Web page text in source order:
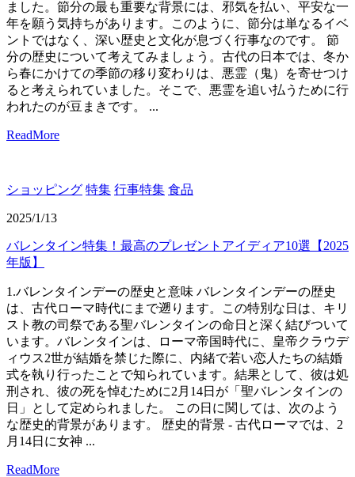
ました。節分の最も重要な背景には、邪気を払い、平安な一
年を願う気持ちがあります。このように、節分は単なるイベ
ントではなく、深い歴史と文化が息づく行事なのです。 節
分の歴史について考えてみましょう。古代の日本では、冬か
ら春にかけての季節の移り変わりは、悪霊（鬼）を寄せつけ
ると考えられていました。そこで、悪霊を追い払うために行
われたのが豆まきです。 ...
ReadMore
ショッピング 特集 行事特集 食品
2025/1/13
バレンタイン特集！最高のプレゼントアイディア10選【2025
年版】
1.バレンタインデーの歴史と意味 バレンタインデーの歴史
は、古代ローマ時代にまで遡ります。この特別な日は、キリ
スト教の司祭である聖バレンタインの命日と深く結びついて
います。バレンタインは、ローマ帝国時代に、皇帝クラウデ
ィウス2世が結婚を禁じた際に、内緒で若い恋人たちの結婚
式を執り行ったことで知られています。結果として、彼は処
刑され、彼の死を悼むために2月14日が「聖バレンタインの
日」として定められました。 この日に関しては、次のよう
な歴史的背景があります。 歴史的背景 - 古代ローマでは、2
月14日に女神 ...
ReadMore